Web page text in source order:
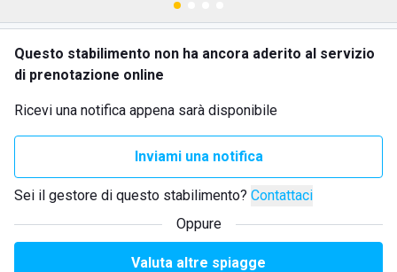
Questo stabilimento non ha ancora aderito al servizio
di prenotazione online
Ricevi una notifica appena sarà disponibile
Inviami una notifica
Sei il gestore di questo stabilimento? Contattaci
Oppure
Valuta altre spiagge